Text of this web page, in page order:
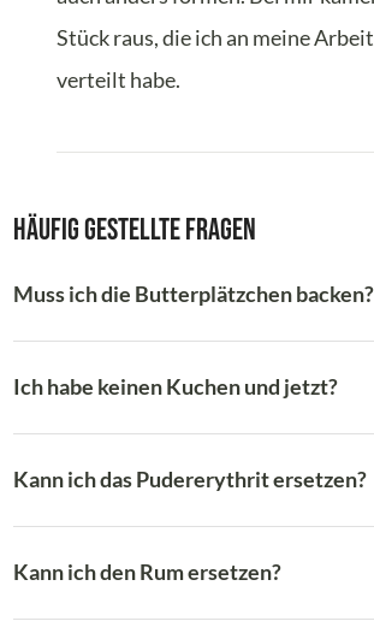
Stück raus, die ich an meine
verteilt habe.
Häufig gestellte Fragen
Muss ich die Butterplätzchen backen?
Ich habe keinen Kuchen und jetzt?
Kann ich das Pudererythrit ersetzen?
Kann ich den Rum ersetzen?